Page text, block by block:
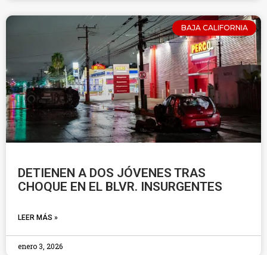
BAJA CALIFORNIA
DETIENEN A DOS JÓVENES TRAS
CHOQUE EN EL BLVR. INSURGENTES
LEER MÁS »
enero 3, 2026